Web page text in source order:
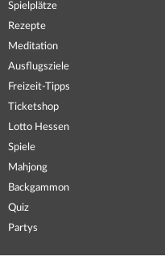
Spielplätze
Rezepte
Meditation
Ausflugsziele
Freizeit-Tipps
Ticketshop
Lotto Hessen
Spiele
Mahjong
Backgammon
Quiz
Partys